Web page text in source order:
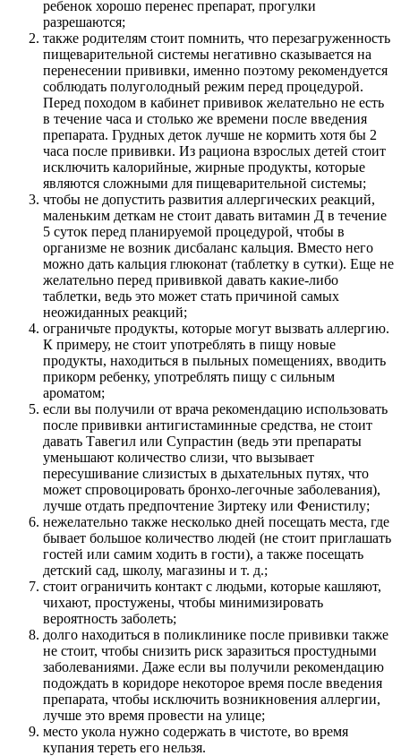
ребенок хорошо перенес препарат, прогулки
разрешаются;
также родителям стоит помнить, что перезагруженность
пищеварительной системы негативно сказывается на
перенесении прививки, именно поэтому рекомендуется
соблюдать полуголодный режим перед процедурой.
Перед походом в кабинет прививок желательно не есть
в течение часа и столько же времени после введения
препарата. Грудных деток лучше не кормить хотя бы 2
часа после прививки. Из рациона взрослых детей стоит
исключить калорийные, жирные продукты, которые
являются сложными для пищеварительной системы;
чтобы не допустить развития аллергических реакций,
маленьким деткам не стоит давать витамин Д в течение
5 суток перед планируемой процедурой, чтобы в
организме не возник дисбаланс кальция. Вместо него
можно дать кальция глюконат (таблетку в сутки). Еще не
желательно перед прививкой давать какие-либо
таблетки, ведь это может стать причиной самых
неожиданных реакций;
ограничьте продукты, которые могут вызвать аллергию.
К примеру, не стоит употреблять в пищу новые
продукты, находиться в пыльных помещениях, вводить
прикорм ребенку, употреблять пищу с сильным
ароматом;
если вы получили от врача рекомендацию использовать
после прививки антигистаминные средства, не стоит
давать Тавегил или Супрастин (ведь эти препараты
уменьшают количество слизи, что вызывает
пересушивание слизистых в дыхательных путях, что
может спровоцировать бронхо-легочные заболевания),
лучше отдать предпочтение Зиртеку или Фенистилу;
нежелательно также несколько дней посещать места, где
бывает большое количество людей (не стоит приглашать
гостей или самим ходить в гости), а также посещать
детский сад, школу, магазины и т. д.;
стоит ограничить контакт с людьми, которые кашляют,
чихают, простужены, чтобы минимизировать
вероятность заболеть;
долго находиться в поликлинике после прививки также
не стоит, чтобы снизить риск заразиться простудными
заболеваниями. Даже если вы получили рекомендацию
подождать в коридоре некоторое время после введения
препарата, чтобы исключить возникновения аллергии,
лучше это время провести на улице;
место укола нужно содержать в чистоте, во время
купания тереть его нельзя.